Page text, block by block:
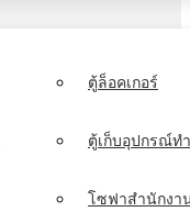
ตู้ล็อคเกอร์
ตู้เก็บอุปกรณ์ท
โซฟาสำนักงา